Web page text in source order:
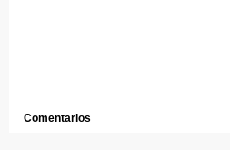
Comentarios